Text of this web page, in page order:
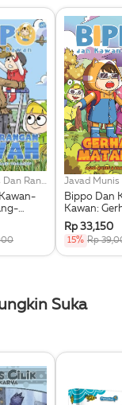
Javad Munis Dan Randi Yanuarif
Bippo Dan
Kawan:
Matahari
Rp 33,150
15% Rp
Suka